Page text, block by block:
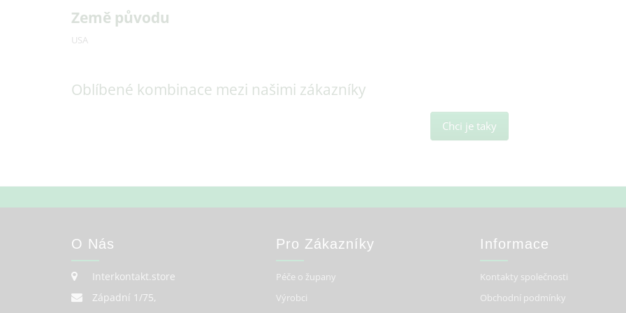
Země původu
USA
Oblíbené kombinace mezi našimi zákazníky
Chci je taky
O Nás
Interkontakt.store
Západní 1/75,
Pro Zákazníky
Péče o župany
Výrobci
Informace
Kontakty společnosti
Obchodní podmínky